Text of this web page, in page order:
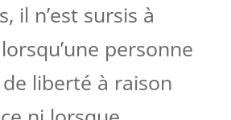
il n’est sursis à
personne
liberté à raison